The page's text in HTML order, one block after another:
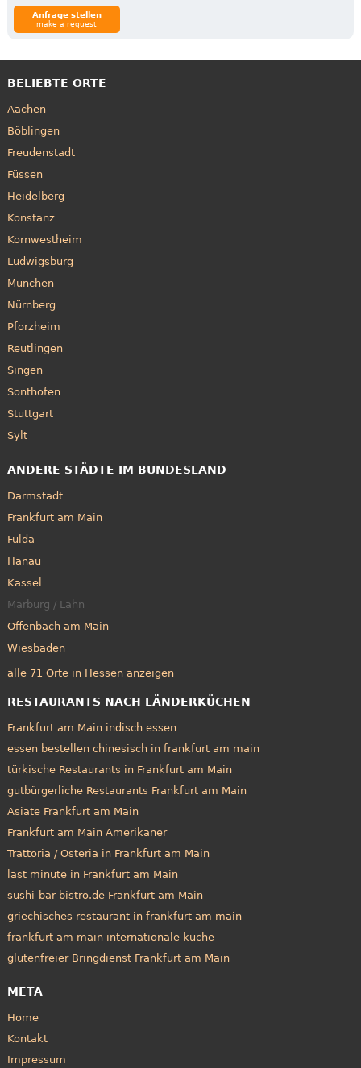
Anfrage stellen
make a request
BELIEBTE ORTE
Aachen
Böblingen
Freudenstadt
Füssen
Heidelberg
Konstanz
Kornwestheim
Ludwigsburg
München
Nürnberg
Pforzheim
Reutlingen
Singen
Sonthofen
Stuttgart
Sylt
ANDERE STÄDTE IM BUNDESLAND
Darmstadt
Frankfurt am Main
Fulda
Hanau
Kassel
Marburg / Lahn
Offenbach am Main
Wiesbaden
alle 71 Orte in Hessen anzeigen
RESTAURANTS NACH LÄNDERKÜCHEN
Frankfurt am Main indisch essen
essen bestellen chinesisch in frankfurt am main
türkische Restaurants in Frankfurt am Main
gutbürgerliche Restaurants Frankfurt am Main
Asiate Frankfurt am Main
Frankfurt am Main Amerikaner
Trattoria / Osteria in Frankfurt am Main
last minute in Frankfurt am Main
sushi-bar-bistro.de Frankfurt am Main
griechisches restaurant in frankfurt am main
frankfurt am main internationale küche
glutenfreier Bringdienst Frankfurt am Main
META
Home
Kontakt
Impressum